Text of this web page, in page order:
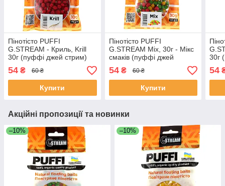
Пінотісто PUFFI
G.STREAM - Криль, Krill
30г (пуффі джей стрим)
54 ₴ 60 ₴
Купити
Пінотісто PUFFI
G.STREAM Mix, 30г - Мікс
смаків (пуффі джей
стрим)
54₴ 60 ₴
Купити
30г
54
Акційні пропозиції та новинки
–10% –10%